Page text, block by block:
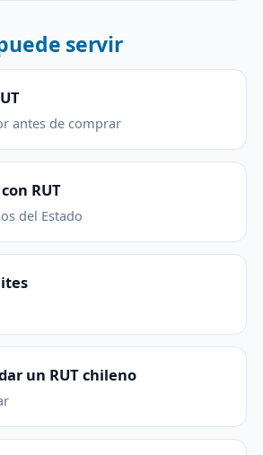
servir
antes de comprar
RUT
del Estado
un RUT chileno